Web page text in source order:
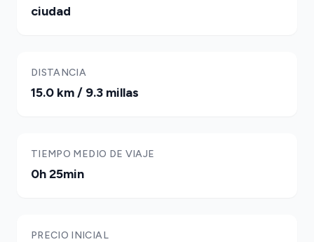
ciudad
DISTANCIA
15.0 km / 9.3 millas
TIEMPO MEDIO DE VIAJE
0h 25min
PRECIO INICIAL